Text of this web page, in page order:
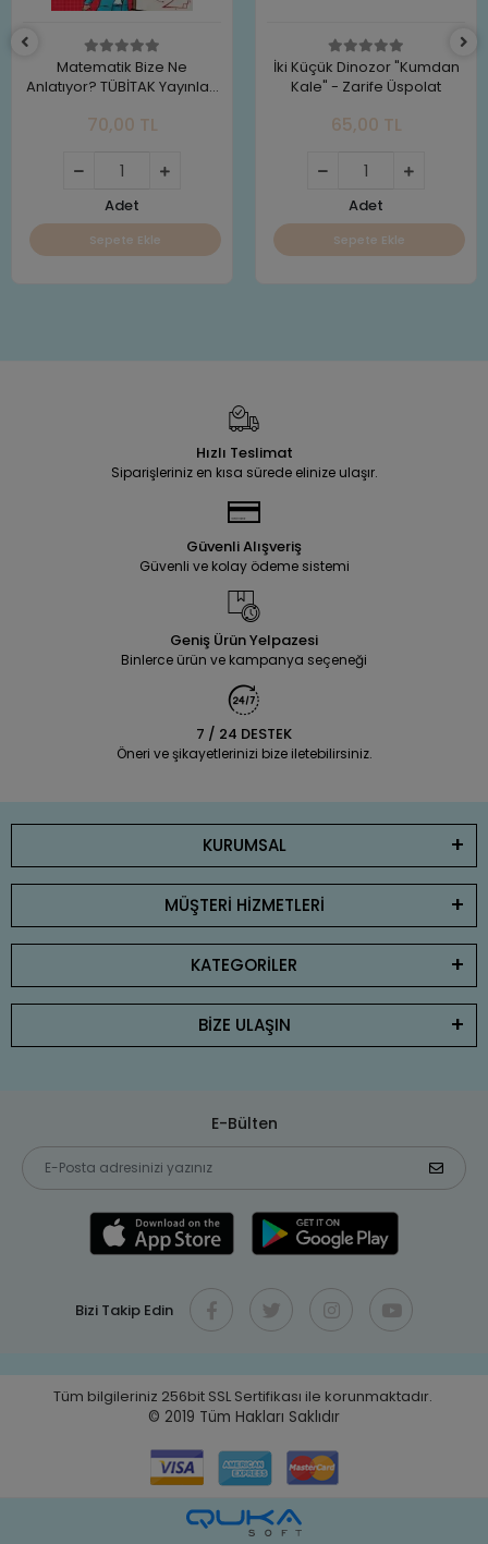
Matematik Bize Ne
Anlatıyor? TÜBİTAK Yayınları
70,00 TL
Adet
Sepete Ekle
İki Küçük Dinozor "Kumdan
Kale" - Zarife Üspolat
65,00 TL
Adet
Sepete Ekle
Hızlı Teslimat
Siparişleriniz en kısa sürede elinize ulaşır.
Güvenli Alışveriş
Güvenli ve kolay ödeme sistemi
Geniş Ürün Yelpazesi
Binlerce ürün ve kampanya seçeneği
7 / 24 DESTEK
Öneri ve şikayetlerinizi bize iletebilirsiniz.
KURUMSAL
MÜŞTERİ HİZMETLERİ
KATEGORİLER
BİZE ULAŞIN
E-Bülten
Bizi Takip Edin
Tüm bilgileriniz 256bit SSL Sertifikası ile korunmaktadır.
© 2019 Tüm Hakları Saklıdır